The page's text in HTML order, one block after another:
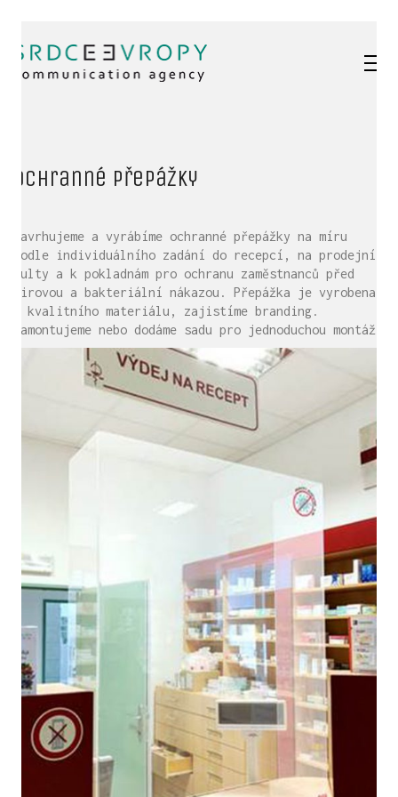
Ochranné přepážky
Navrhujeme a vyrábíme ochranné přepážky na míru
podle individuálního zadání do recepcí, na prodejní
pulty a k pokladnám pro ochranu zaměstnanců před
virovou a bakteriální nákazou. Přepážka je vyrobena
z kvalitního materiálu, zajistíme branding.
Namontujeme nebo dodáme sadu pro jednoduchou montáž.